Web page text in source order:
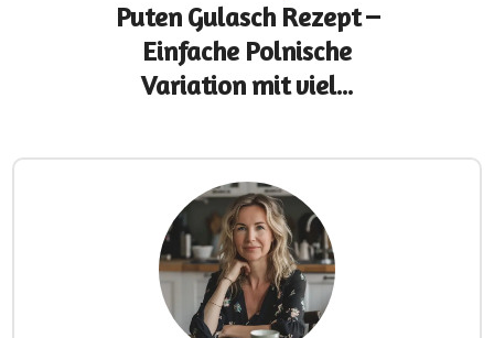
Puten Gulasch Rezept –
Einfache Polnische
Variation mit viel...